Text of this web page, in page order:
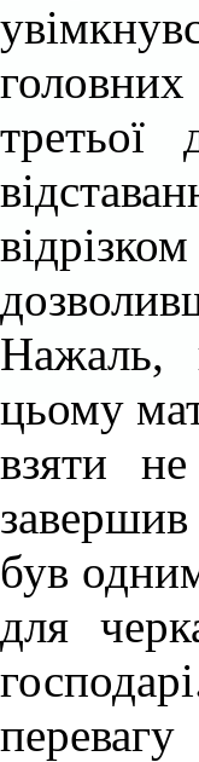
третьої
Нажаль,
цьому
взяти
був
для